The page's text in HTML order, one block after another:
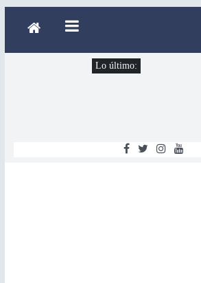
Lo último: